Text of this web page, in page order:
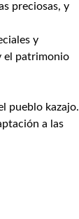
preciosas, y
y
el patrimonio
pueblo kazajo.
a las